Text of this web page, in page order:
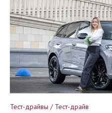
Тест-драйвы / Тест-драйв